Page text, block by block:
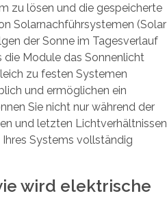
zu lösen und die gespeicherte
Solarnachführsystemen (Solar
der Sonne im Tagesverlauf
die Module das Sonnenlicht
zu festen Systemen
und ermöglichen ein
Sie nicht nur während der
und letzten Lichtverhältnissen
Systems vollständig
wird elektrische